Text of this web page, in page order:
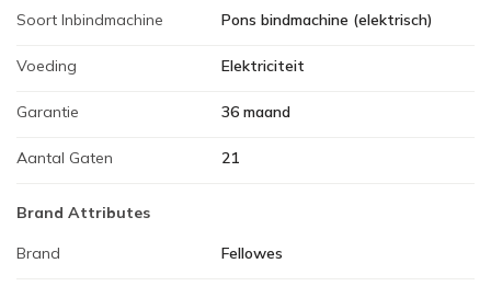
Soort Inbindmachine Pons bindmachine (elektrisch)
Voeding Elektriciteit
Garantie 36 maand
Aantal Gaten 21
Brand Attributes
Brand Fellowes